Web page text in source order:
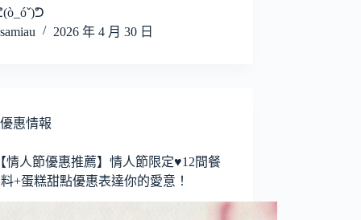
samiau
2026 年 4 月 30 日
優惠情報
情人節優惠推薦】情人節限定♥12間餐
+蛋糕甜點優惠表達你的愛意！